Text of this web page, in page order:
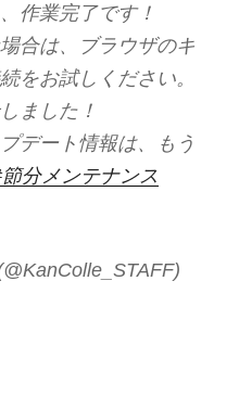
作業完了です！
合は、ブラウザのキ
をお試しください。
ました！
デート情報は、もう
分メンテナンス